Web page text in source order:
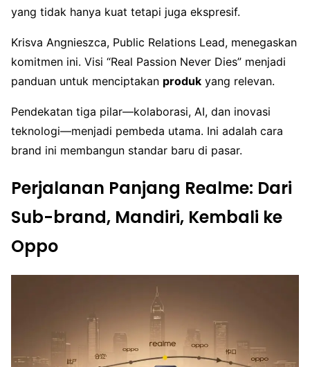
yang tidak hanya kuat tetapi juga ekspresif.
Krisva Angnieszca, Public Relations Lead, menegaskan
komitmen ini. Visi “Real Passion Never Dies” menjadi
panduan untuk menciptakan produk yang relevan.
Pendekatan tiga pilar—kolaborasi, AI, dan inovasi
teknologi—menjadi pembeda utama. Ini adalah cara
brand ini membangun standar baru di pasar.
Perjalanan Panjang Realme: Dari
Sub-brand, Mandiri, Kembali ke
Oppo